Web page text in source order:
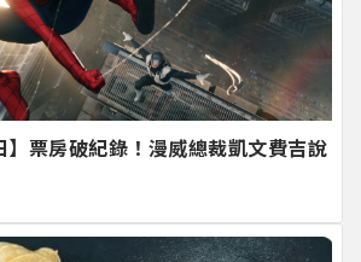
】票房破紀錄！漫威總裁凱文費吉說